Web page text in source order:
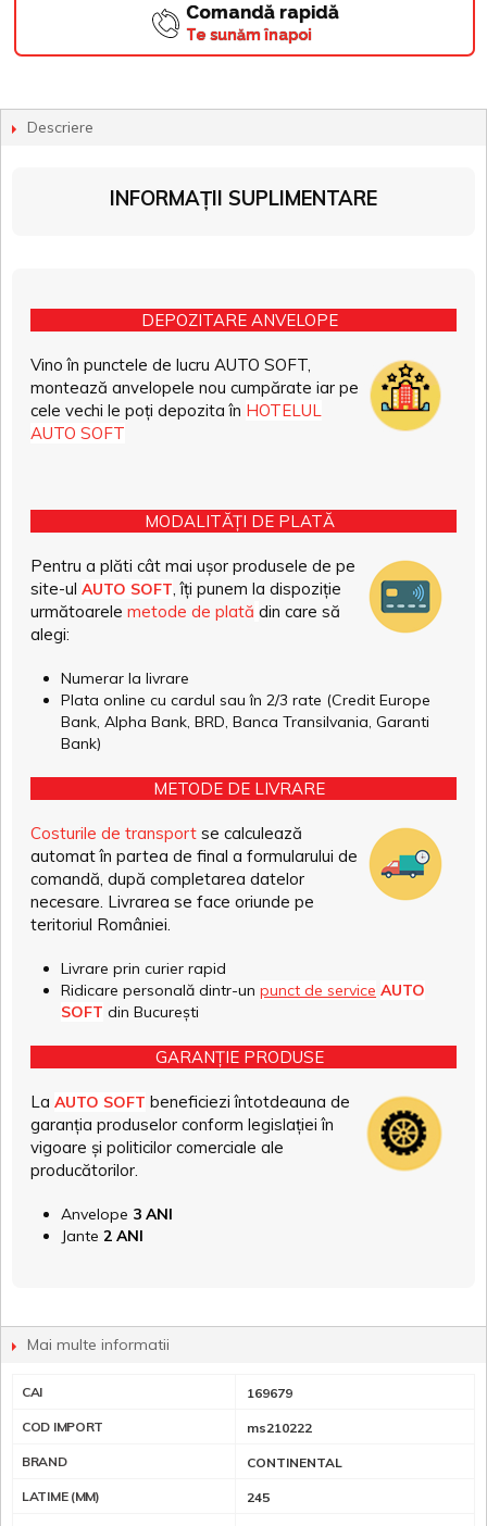
Comandă rapidă
Te sunăm înapoi
Descriere
INFORMAȚII SUPLIMENTARE
DEPOZITARE ANVELOPE
Vino în punctele de lucru AUTO SOFT,
montează anvelopele nou cumpărate iar pe
cele vechi le poți depozita în HOTELUL
AUTO SOFT
MODALITĂȚI DE PLATĂ
Pentru a plăti cât mai ușor produsele de pe
site-ul AUTO SOFT, îți punem la dispoziție
următoarele metode de plată din care să
alegi:
Numerar la livrare
Plata online cu cardul sau în 2/3 rate (Credit Europe
Bank, Alpha Bank, BRD, Banca Transilvania, Garanti
Bank)
METODE DE LIVRARE
Costurile de transport se calculează
automat în partea de final a formularului de
comandă, după completarea datelor
necesare. Livrarea se face oriunde pe
teritoriul României.
Livrare prin curier rapid
Ridicare personală dintr-un punct de service AUTO
SOFT din București
GARANȚIE PRODUSE
La AUTO SOFT beneficiezi întotdeauna de
garanția produselor conform legislației în
vigoare și politicilor comerciale ale
producătorilor.
Anvelope 3 ANI
Jante 2 ANI
Mai multe informatii
CAI 169679
COD IMPORT ms210222
BRAND CONTINENTAL
LATIME (MM) 245